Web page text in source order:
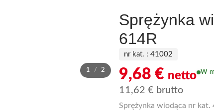
1 / 2
Sprężynka
614R
nr kat. : 41002
9,68 € netto
11,62 € brutto
W
Sprężynka wiodąca nr kat.